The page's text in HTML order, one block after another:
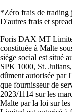
*Zéro frais de trading
D'autres frais et
Foris DAX MT
constituée à Malte
siège social est situé
SPK 1000, St.
dûment autorisée par
que fournisseur de
2023/1114 sur les
Malte par la loi sur